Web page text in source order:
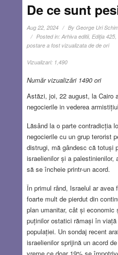
De ce sunt
Aug 22, 2024 By George Uri
Posted in: Arhiva editii, Ediţia 425,
postare a fost vizualizata de de ori
Vizualizari: 1,490
Număr vizualizări 1490 ori
Astăzi, joi, 22 august, la Cairo
negocierile in vederea
Lăsând la o parte contradicția
negocierile cu un grup terorist
distrugi, mă gândesc că totuși
israelienilor și a palestinienilor,
să se încheie printr-un acord.
În primul rând, Israelul ar avea
foarte mult de pierdut din
plan umanitar, cât și
puținilor ostatici rămași în
populației. Un sondaj recent
israelienilor sprijină un acord